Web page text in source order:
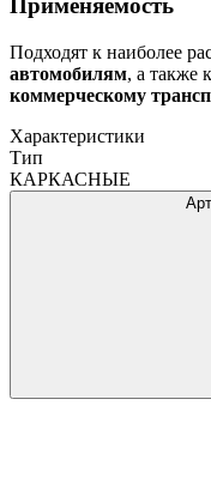
Применяемость
Подходят к наиболее
автомобилям, а также к
коммерческому
Характеристики
Тип
КАРКАСНЫЕ